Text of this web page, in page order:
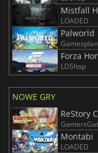
Mistfall
LOADED
Palworld
Forza
LDShop
NOWE GRY
ReStory
Montabi
LOADED